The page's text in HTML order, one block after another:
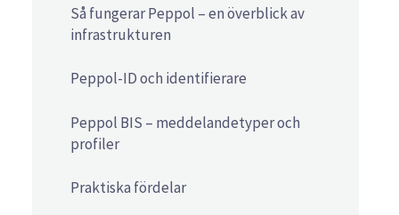
Så fungerar Peppol – en överblick av
infrastrukturen
Peppol-ID och identifierare
Peppol BIS – meddelandetyper och
profiler
Praktiska fördelar